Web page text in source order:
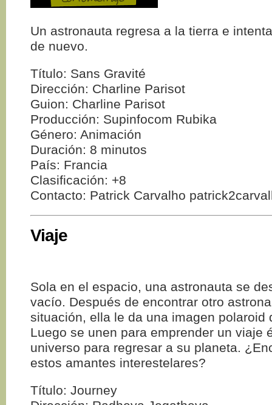
Un astronauta regresa a la tierra e
de nuevo.
Título: Sans Gravité
Dirección: Charline Parisot
Guion: Charline Parisot
Producción: Supinfocom Rubika
Género: Animación
Duración: 8 minutos
País: Francia
Clasificación: +8
Contacto: Patrick Carvalho
Viaje
Sola en el espacio, una astronauta se
vacío. Después de encontrar otro
situación, ella le da una imagen polaroid
Luego se unen para emprender un viaje
universo para regresar a su planeta.
estos amantes interestelares?
Título: Journey